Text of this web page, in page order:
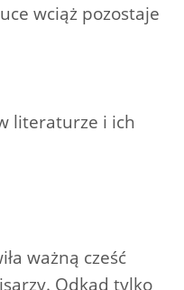
wciąż pozostaje
literaturze i ich
ważną cześć
Odkąd tylko